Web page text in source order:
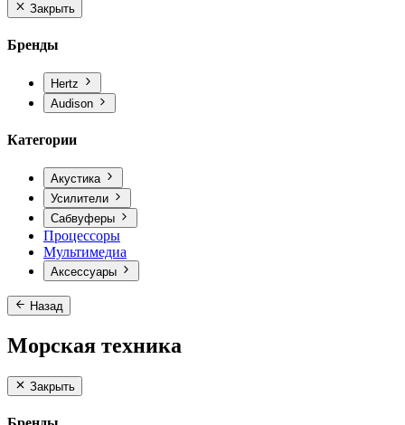
Закрыть
Бренды
Hertz
Audison
Категории
Акустика
Усилители
Сабвуферы
Процессоры
Мультимедиа
Аксессуары
Назад
Морская техника
Закрыть